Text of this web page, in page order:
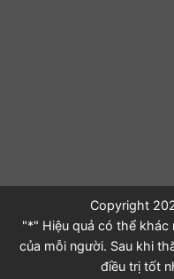
Copyright
"*" Hiệu quả có thể khác
của mỗi người. Sau khi
điều trị tốt